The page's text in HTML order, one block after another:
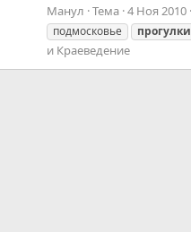
Манул Тема 4 Ноя 2010
подмосковье
прогулки
и Краеведение